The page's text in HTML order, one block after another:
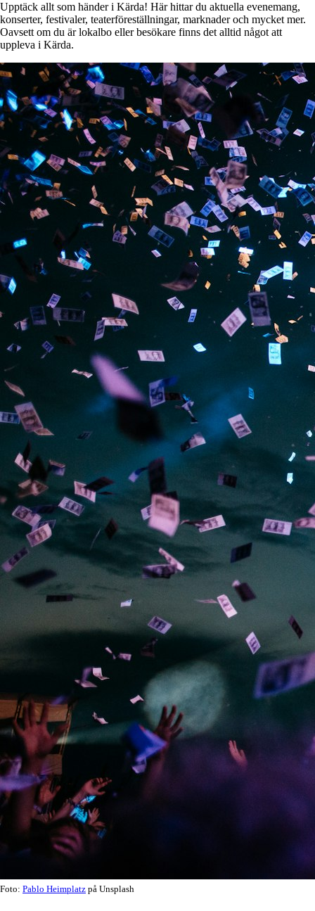
Upptäck allt som händer i Kärda! Här hittar du aktuella evenemang,
konserter, festivaler, teaterföreställningar, marknader och mycket mer.
Oavsett om du är lokalbo eller besökare finns det alltid något att
uppleva i Kärda.
Foto: Pablo Heimplatz på Unsplash